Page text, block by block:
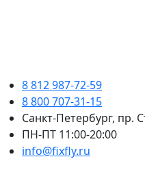
8 812 987-72-59
8 800 707-31-15
Санкт-Петербург, пр.
ПН-ПТ 11:00-20:00
info@fixfly.ru